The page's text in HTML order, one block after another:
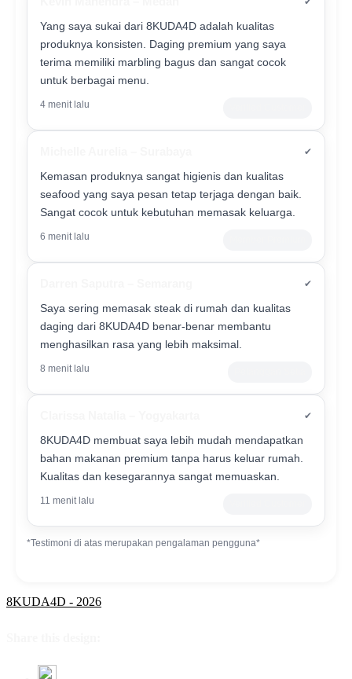
Yang saya sukai dari 8KUDA4D adalah kualitas
produknya konsisten. Daging premium yang saya
terima memiliki marbling bagus dan sangat cocok
untuk berbagai menu.
4 menit lalu
✔
Kemasan produknya sangat higienis dan kualitas
seafood yang saya pesan tetap terjaga dengan baik.
Sangat cocok untuk kebutuhan memasak keluarga.
6 menit lalu
✔
Saya sering memasak steak di rumah dan kualitas
daging dari 8KUDA4D benar-benar membantu
menghasilkan rasa yang lebih maksimal.
8 menit lalu
✔
8KUDA4D membuat saya lebih mudah mendapatkan
bahan makanan premium tanpa harus keluar rumah.
Kualitas dan kesegarannya sangat memuaskan.
11 menit lalu
*Testimoni di atas merupakan pengalaman pengguna*
8KUDA4D - 2026